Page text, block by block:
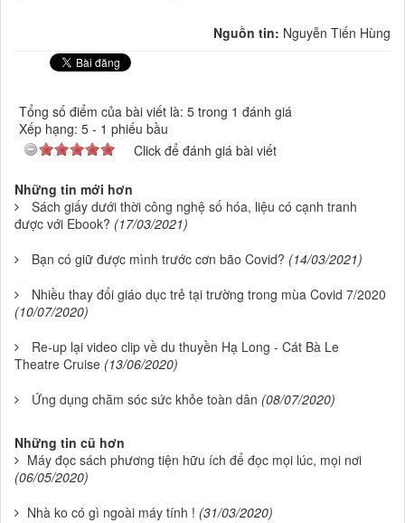
Nguồn tin: Nguyễn Tiến Hùng
Tổng số điểm của bài viết là: 5 trong 1 đánh giá
Xếp hạng: 5 - 1 phiếu bầu
Click để đánh giá bài viết
Những tin mới hơn
Sách giấy dưới thời công nghệ số hóa, liệu có cạnh tranh
được với Ebook? (17/03/2021)
Bạn có giữ được mình trước cơn bão Covid? (14/03/2021)
Nhiều thay đổi giáo dục trẻ tại trường trong mùa Covid 7/2020
(10/07/2020)
Re-up lại video clip về du thuyền Hạ Long - Cát Bà Le
Theatre Cruise (13/06/2020)
Ứng dụng chăm sóc sức khỏe toàn dân (08/07/2020)
Những tin cũ hơn
Máy đọc sách phương tiện hữu ích để đọc mọi lúc, mọi nơi
(06/05/2020)
Nhà ko có gì ngoài máy tính ! (31/03/2020)